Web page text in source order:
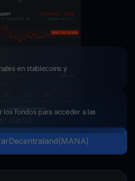
en stablecoins y
los fondos para acceder a las
Decentraland(MANA)